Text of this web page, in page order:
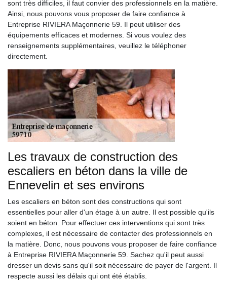
sont très difficiles, il faut convier des professionnels en la matière.
Ainsi, nous pouvons vous proposer de faire confiance à
Entreprise RIVIERA Maçonnerie 59. Il peut utiliser des
équipements efficaces et modernes. Si vous voulez des
renseignements supplémentaires, veuillez le téléphoner
directement.
Les travaux de construction des
escaliers en béton dans la ville de
Ennevelin et ses environs
Les escaliers en béton sont des constructions qui sont
essentielles pour aller d'un étage à un autre. Il est possible qu'ils
soient en béton. Pour effectuer ces interventions qui sont très
complexes, il est nécessaire de contacter des professionnels en
la matière. Donc, nous pouvons vous proposer de faire confiance
à Entreprise RIVIERA Maçonnerie 59. Sachez qu'il peut aussi
dresser un devis sans qu'il soit nécessaire de payer de l'argent. Il
respecte aussi les délais qui ont été établis.